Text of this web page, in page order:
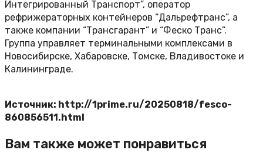
Интегрированный Транспорт”, оператор
рефрижераторных контейнеров “Дальрефтранс”, а
также компании “Трансгарант” и “Феско Транс”.
Группа управляет терминальными комплексами в
Новосибирске, Хабаровске, Томске, Владивостоке и
Калининграде.
Источник: http://1prime.ru/20250818/fesco-
860856511.html
Вам также может понравиться